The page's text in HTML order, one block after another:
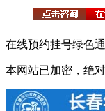
在线预约挂号绿色
本网站已加密，绝